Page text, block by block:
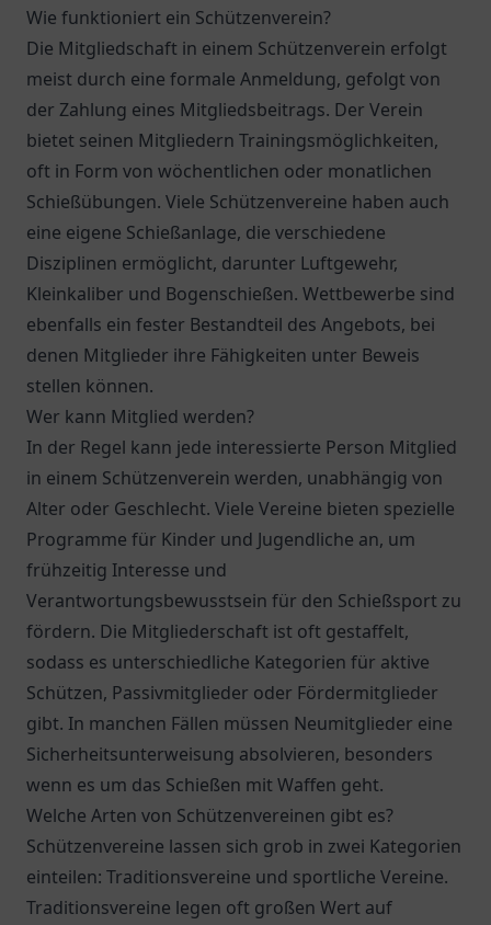
Wie funktioniert ein Schützenverein?
Die Mitgliedschaft in einem Schützenverein erfolgt
meist durch eine formale Anmeldung, gefolgt von
der Zahlung eines Mitgliedsbeitrags. Der Verein
bietet seinen Mitgliedern Trainingsmöglichkeiten,
oft in Form von wöchentlichen oder monatlichen
Schießübungen. Viele Schützenvereine haben auch
eine eigene Schießanlage, die verschiedene
Disziplinen ermöglicht, darunter Luftgewehr,
Kleinkaliber und Bogenschießen. Wettbewerbe sind
ebenfalls ein fester Bestandteil des Angebots, bei
denen Mitglieder ihre Fähigkeiten unter Beweis
stellen können.
Wer kann Mitglied werden?
In der Regel kann jede interessierte Person Mitglied
in einem Schützenverein werden, unabhängig von
Alter oder Geschlecht. Viele Vereine bieten spezielle
Programme für Kinder und Jugendliche an, um
frühzeitig Interesse und
Verantwortungsbewusstsein für den Schießsport zu
fördern. Die Mitgliederschaft ist oft gestaffelt,
sodass es unterschiedliche Kategorien für aktive
Schützen, Passivmitglieder oder Fördermitglieder
gibt. In manchen Fällen müssen Neumitglieder eine
Sicherheitsunterweisung absolvieren, besonders
wenn es um das Schießen mit Waffen geht.
Welche Arten von Schützenvereinen gibt es?
Schützenvereine lassen sich grob in zwei Kategorien
einteilen: Traditionsvereine und sportliche Vereine.
Traditionsvereine legen oft großen Wert auf